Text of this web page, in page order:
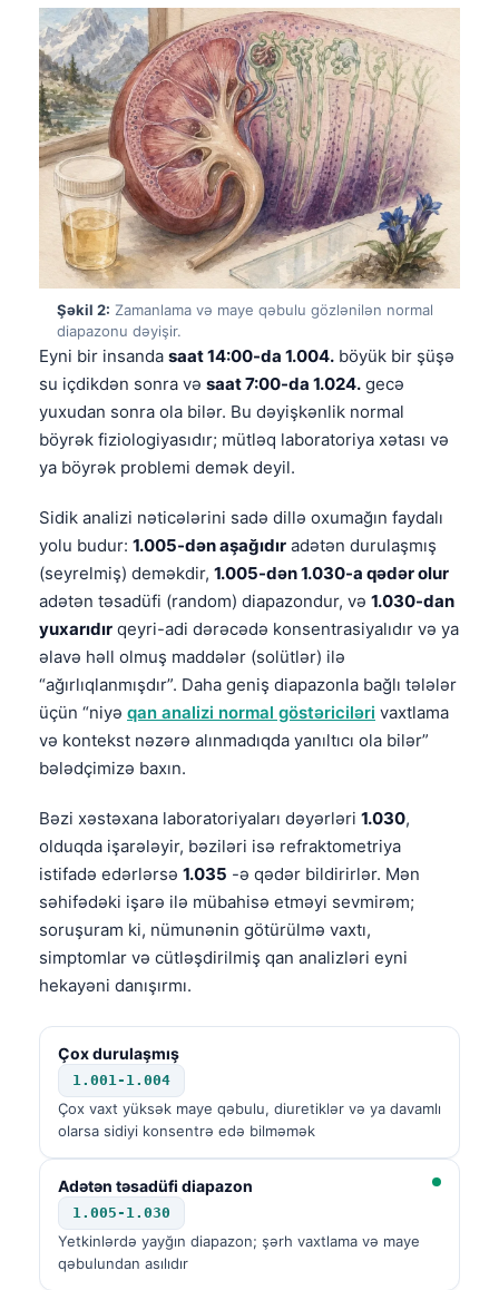
Şəkil 2: Zamanlama və maye qəbulu gözlənilən normal
diapazonu dəyişir.
Eyni bir insanda saat 14:00-da 1.004. böyük bir şüşə
su içdikdən sonra və saat 7:00-da 1.024. gecə
yuxudan sonra ola bilər. Bu dəyişkənlik normal
böyrək fiziologiyasıdır; mütləq laboratoriya xətası və
ya böyrək problemi demək deyil.
Sidik analizi nəticələrini sadə dillə oxumağın faydalı
yolu budur: 1.005-dən aşağıdır adətən durulaşmış
(seyrelmiş) deməkdir, 1.005-dən 1.030-a qədər olur
adətən təsadüfi (random) diapazondur, və 1.030-dan
yuxarıdır qeyri-adi dərəcədə konsentrasiyalıdır və ya
əlavə həll olmuş maddələr (solütlər) ilə
“ağırlıqlanmışdır”. Daha geniş diapazonla bağlı tələlər
üçün “niyə qan analizi normal göstəriciləri vaxtlama
və kontekst nəzərə alınmadıqda yanıltıcı ola bilər”
bələdçimizə baxın.
Bəzi xəstəxana laboratoriyaları dəyərləri 1.030,
olduqda işarələyir, bəziləri isə refraktometriya
istifadə edərlərsə 1.035 -ə qədər bildirirlər. Mən
səhifədəki işarə ilə mübahisə etməyi sevmirəm;
soruşuram ki, nümunənin götürülmə vaxtı,
simptomlar və cütləşdirilmiş qan analizləri eyni
hekayəni danışırmı.
Çox durulaşmış
1.001-1.004
Çox vaxt yüksək maye qəbulu, diuretiklər və ya davamlı
olarsa sidiyi konsentrə edə bilməmək
Adətən təsadüfi diapazon
1.005-1.030
Yetkinlərdə yayğın diapazon; şərh vaxtlama və maye
qəbulundan asılıdır